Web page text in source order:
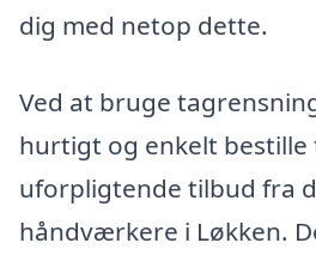
dig med netop dette.
Ved at bruge
hurtigt og enkelt bestille
uforpligtende tilbud fra
håndværkere i Løkken.